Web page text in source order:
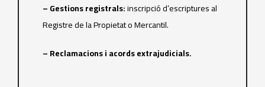
– Gestions registrals:inscripció d’escriptures al
Registre de la Propietat o Mercantil.
– Reclamacions i acords extrajudicials.